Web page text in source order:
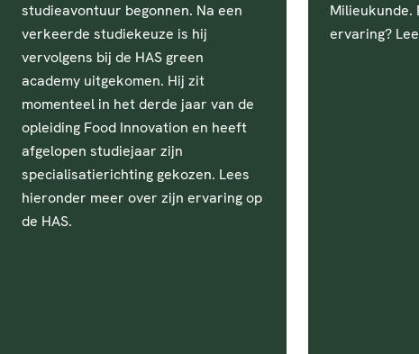
studieavontuur begonnen. Na een
verkeerde studiekeuze is hij
vervolgens bij de HAS green
academy uitgekomen. Hij zit
momenteel in het derde jaar van de
opleiding Food Innovation en heeft
afgelopen studiejaar zijn
specialisatierichting gekozen. Lees
hieronder meer over zijn ervaring op
de HAS.
Milieukunde.
ervaring?